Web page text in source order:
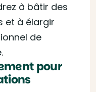
à bâtir des
et à élargir
de
pour